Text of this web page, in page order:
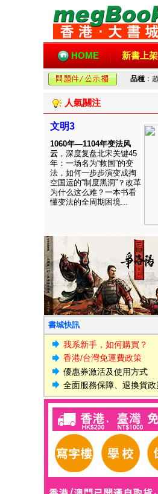
HOME 新書上架
品種 ：
人氣關注
文明3
1060年—1104年变法风
云 ，深度复盘北宋关键45
年：一场名为“救国”的变
法，如何一步步演变成掏
空国运的“制度黑洞”？改革
为什么这么难？一本书看
懂变法的全周期困境...
書城快訊
我系新手，如何購買？
香港/台灣免運費政策
優惠券激活及使用方式
全面服務保障、退換貨政